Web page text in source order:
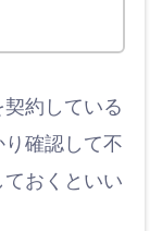
約している
確認して不
おくといい